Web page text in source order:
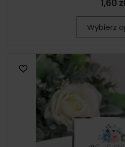
1,60
Wybierz